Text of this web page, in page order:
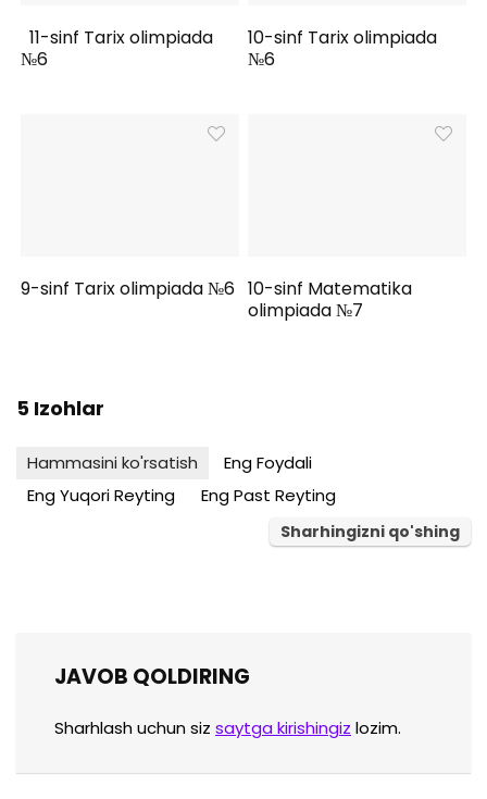
11-sinf Tarix olimpiada
№6
10-sinf Tarix olimpiada
№6
9-sinf Tarix olimpiada №6 10-sinf Matematika
olimpiada №7
5 Izohlar
Hammasini ko'rsatish
Eng Foydali
Eng Yuqori Reyting
Eng Past Reyting
Sharhingizni qo'shing
JAVOB QOLDIRING
Sharhlash uchun siz saytga kirishingiz lozim.